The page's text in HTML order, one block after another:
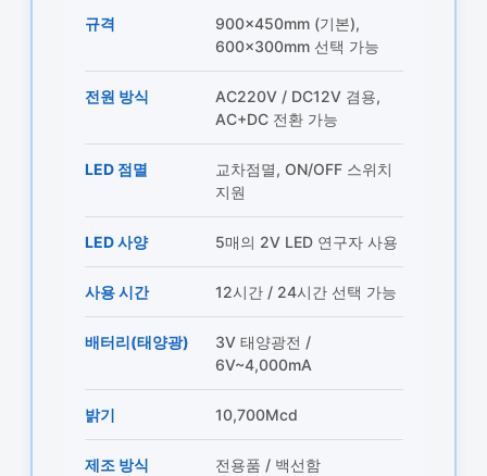
규격
900×450mm (기본),
600×300mm 선택 가능
전원 방식
AC220V / DC12V 겸용,
AC+DC 전환 가능
LED 점멸
교차점멸, ON/OFF 스위치
지원
LED 사양 5매의 2V LED 연구자 사용
사용 시간 12시간 / 24시간 선택 가능
배터리(태양광)
3V 태양광전 /
6V~4,000mA
밝기 10,700Mcd
제조 방식 전용품 / 백선함